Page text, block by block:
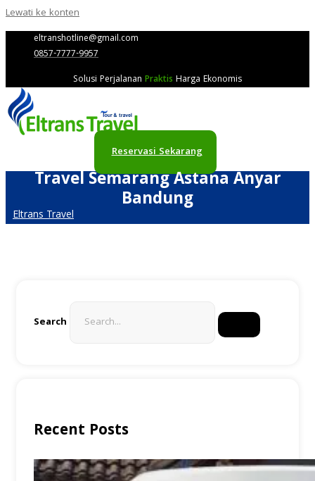
Lewati ke konten
eltranshotline@gmail.com
0857-7777-9957
Solusi Perjalanan Praktis Harga Ekonomis
Reservasi Sekarang
Travel Semarang Astana Anyar
Bandung
Eltrans Travel
Search
Recent Posts